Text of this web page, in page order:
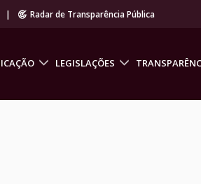
| Radar de Transparência Pública
LEGISLAÇÕES